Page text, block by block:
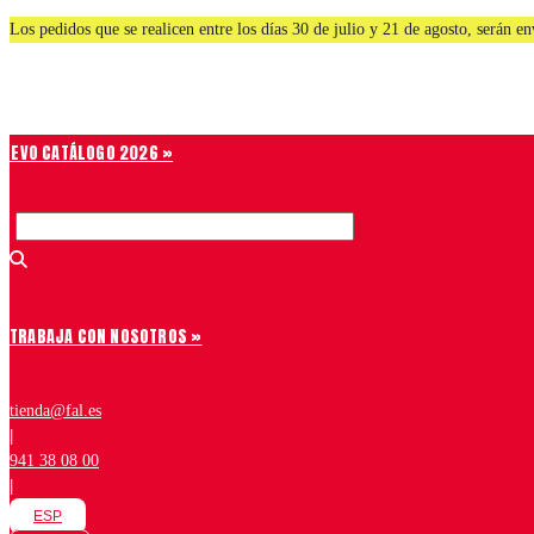
Saltar
Los pedidos que se realicen entre los días 30 de julio y 21 de agosto, serán
CATÁLOGO 2026 »
TRABAJA CON NOSOTROS »
tienda@fal.es
941 38 08 00
ESP